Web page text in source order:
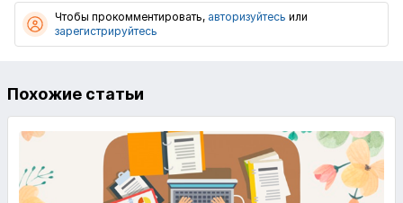
Чтобы прокомментировать, авторизуйтесь или
зарегистрируйтесь
Похожие статьи